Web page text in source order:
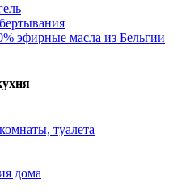
эфирные масла из Бельгии
туалета
дома